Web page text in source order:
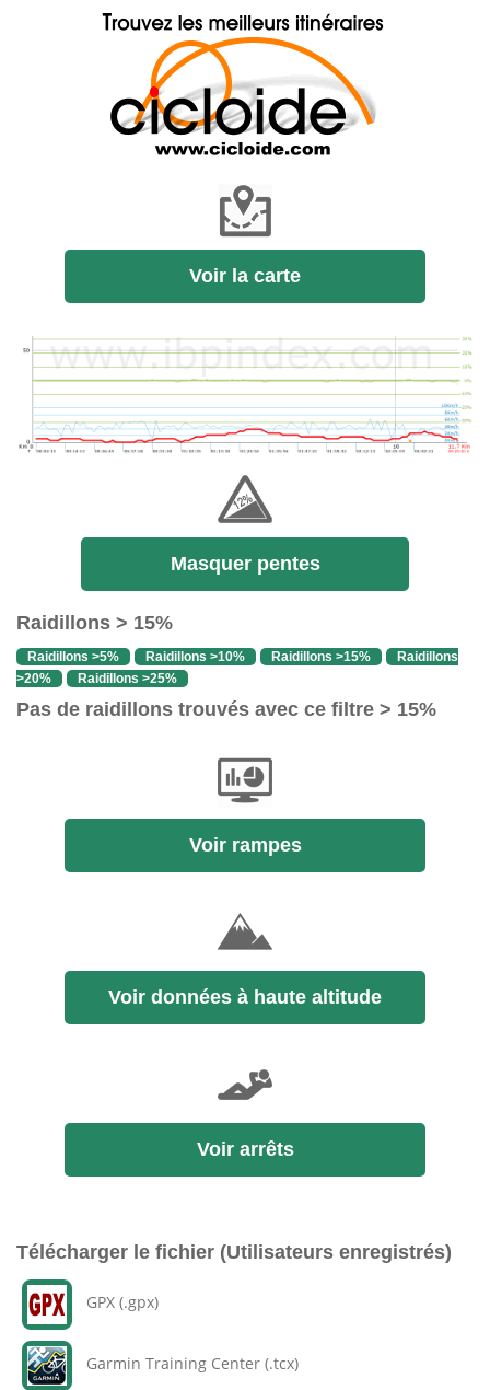
Voir la carte
Masquer pentes
Raidillons > 15%
Raidillons >5% Raidillons >10% Raidillons >15%
Raidillons
>20%
Raidillons >25%
Pas de raidillons trouvés avec ce filtre > 15%
Voir rampes
Voir données à haute altitude
Voir arrêts
Télécharger le fichier (Utilisateurs enregistrés)
GPX (.gpx)
Garmin Training Center (.tcx)